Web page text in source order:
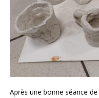
Après une bonne séance